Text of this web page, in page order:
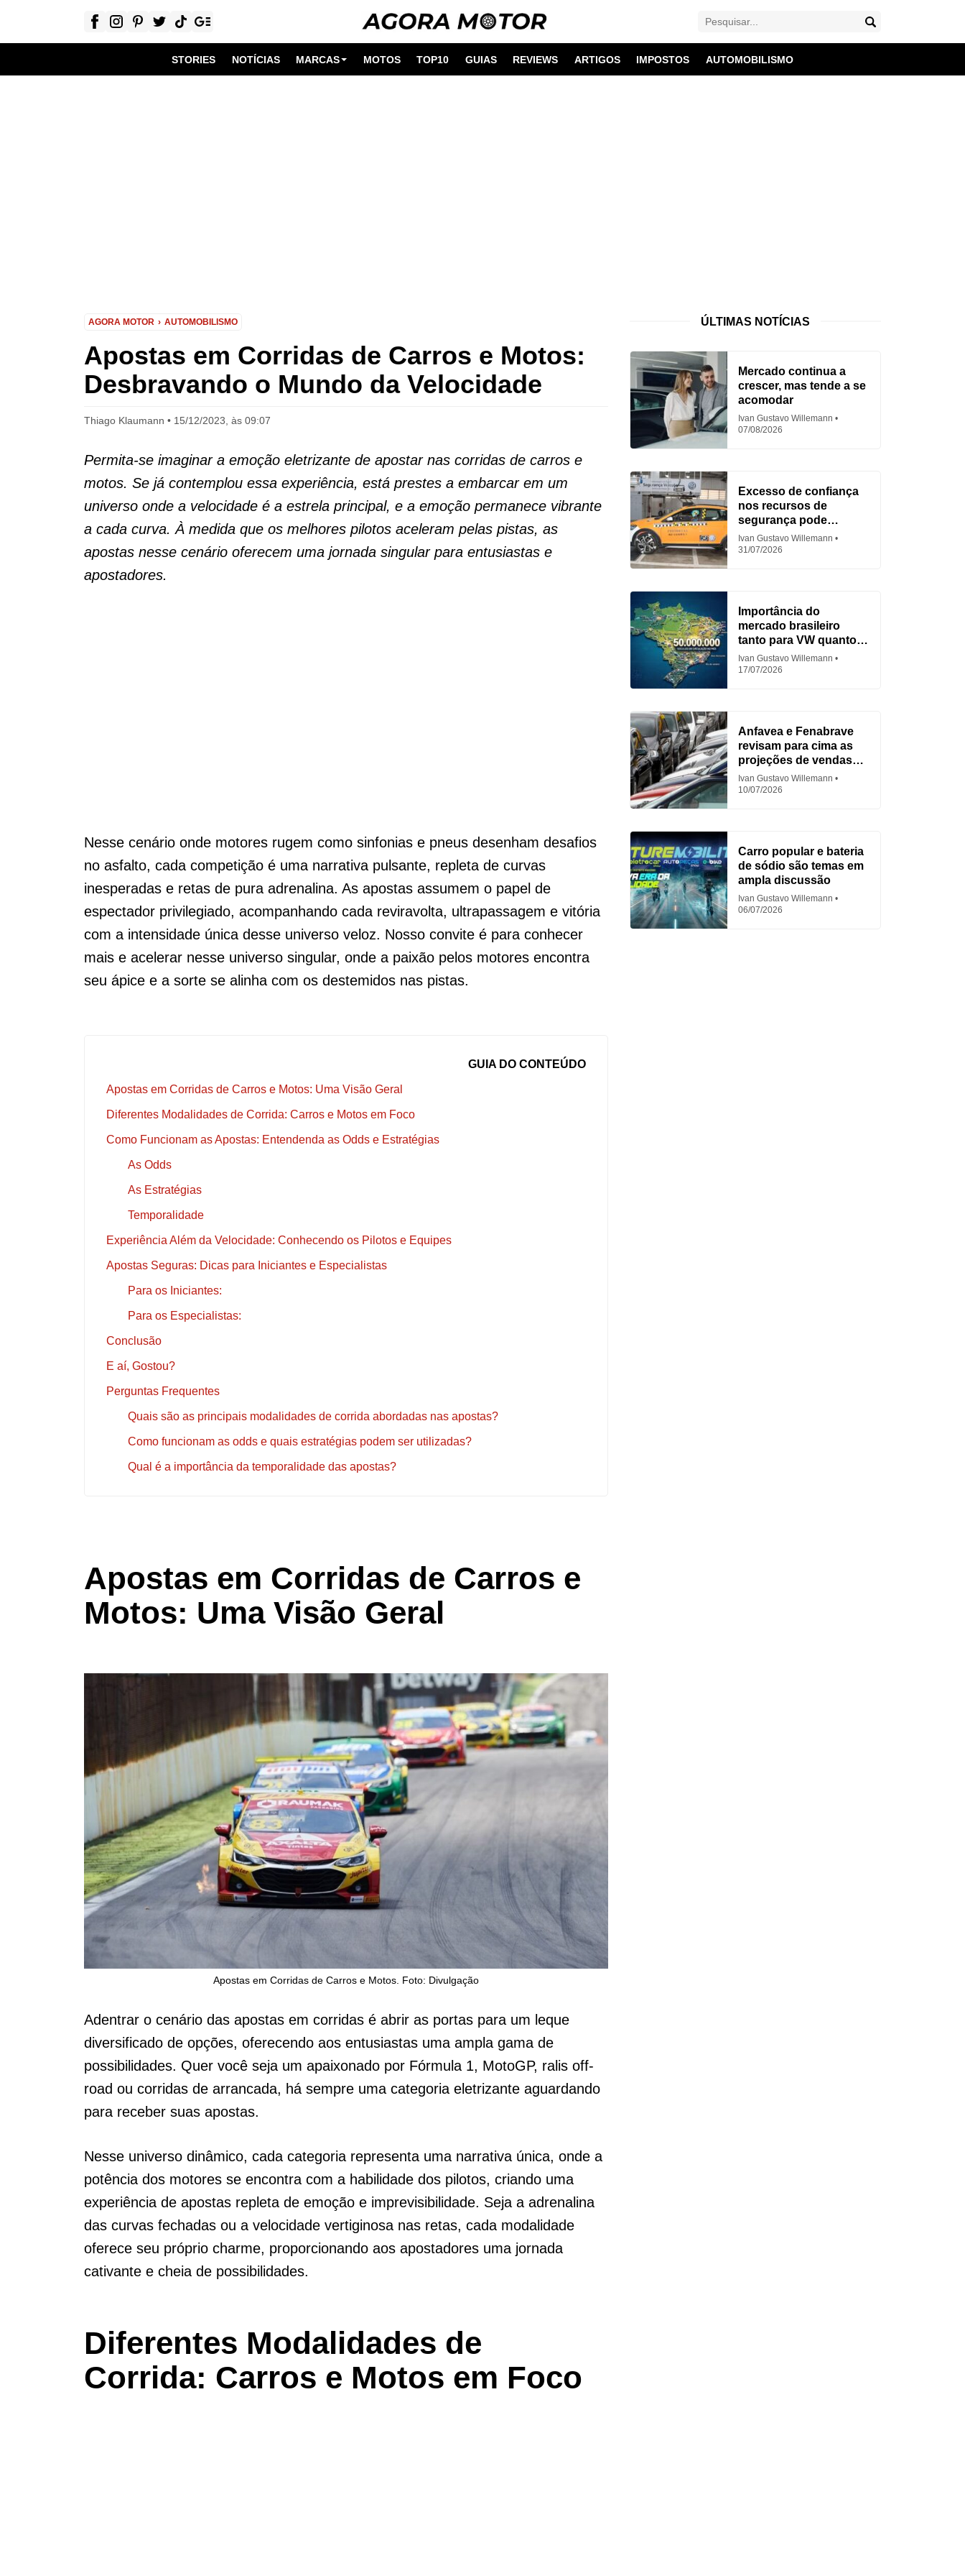
STORIES NOTÍCIAS MARCAS MOTOS TOP10 GUIAS REVIEWS ARTIGOS IMPOSTOS AUTOMOBILISMO
AGORA MOTOR AUTOMOBILISMO
Apostas em Corridas de Carros e Motos:
Desbravando o Mundo da Velocidade
Thiago Klaumann 15/12/2023, às 09:07
Permita-se imaginar a emoção eletrizante de apostar nas corridas de carros e
motos. Se já contemplou essa experiência, está prestes a embarcar em um
universo onde a velocidade é a estrela principal, e a emoção permanece vibrante
a cada curva. À medida que os melhores pilotos aceleram pelas pistas, as
apostas nesse cenário oferecem uma jornada singular para entusiastas e
apostadores.
Nesse cenário onde motores rugem como sinfonias e pneus desenham desafios
no asfalto, cada competição é uma narrativa pulsante, repleta de curvas
inesperadas e retas de pura adrenalina. As apostas assumem o papel de
espectador privilegiado, acompanhando cada reviravolta, ultrapassagem e vitória
com a intensidade única desse universo veloz. Nosso convite é para conhecer
mais e acelerar nesse universo singular, onde a paixão pelos motores encontra
seu ápice e a sorte se alinha com os destemidos nas pistas.
GUIA DO CONTEÚDO
Apostas em Corridas de Carros e Motos: Uma Visão Geral
Diferentes Modalidades de Corrida: Carros e Motos em Foco
Como Funcionam as Apostas: Entendenda as Odds e Estratégias
As Odds
As Estratégias
Temporalidade
Experiência Além da Velocidade: Conhecendo os Pilotos e Equipes
Apostas Seguras: Dicas para Iniciantes e Especialistas
Para os Iniciantes:
Para os Especialistas:
Conclusão
E aí, Gostou?
Perguntas Frequentes
Quais são as principais modalidades de corrida abordadas nas apostas?
Como funcionam as odds e quais estratégias podem ser utilizadas?
Qual é a importância da temporalidade das apostas?
Apostas em Corridas de Carros e
Motos: Uma Visão Geral
Apostas em Corridas de Carros e Motos. Foto: Divulgação
Adentrar o cenário das apostas em corridas é abrir as portas para um leque
diversificado de opções, oferecendo aos entusiastas uma ampla gama de
possibilidades. Quer você seja um apaixonado por Fórmula 1, MotoGP, ralis off-
road ou corridas de arrancada, há sempre uma categoria eletrizante aguardando
para receber suas apostas.
Nesse universo dinâmico, cada categoria representa uma narrativa única, onde a
potência dos motores se encontra com a habilidade dos pilotos, criando uma
experiência de apostas repleta de emoção e imprevisibilidade. Seja a adrenalina
das curvas fechadas ou a velocidade vertiginosa nas retas, cada modalidade
oferece seu próprio charme, proporcionando aos apostadores uma jornada
cativante e cheia de possibilidades.
Diferentes Modalidades de
Corrida: Carros e Motos em Foco
ÚLTIMAS NOTÍCIAS
Mercado continua a
crescer, mas tende a se
acomodar
Ivan Gustavo Willemann
07/08/2026
Excesso de confiança
nos recursos de
segurança pode
aumentar acidentes
Ivan Gustavo Willemann
31/07/2026
Importância do
mercado brasileiro
tanto para VW quanto
para Fiat
Ivan Gustavo Willemann
17/07/2026
Anfavea e Fenabrave
revisam para cima as
projeções de vendas
em 2026
Ivan Gustavo Willemann
10/07/2026
Carro popular e bateria
de sódio são temas em
ampla discussão
Ivan Gustavo Willemann
06/07/2026